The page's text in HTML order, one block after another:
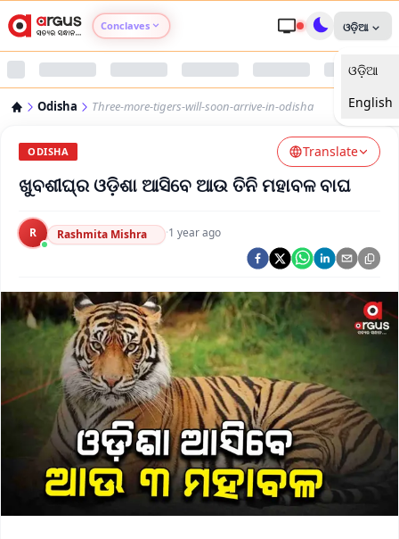
Conclaves
Argus Nari Shakti
Argus Swaad Odisha
Argus Chalo Dekhein Apna Desh
ଓଡ଼ିଆ
ଓଡ଼ିଆ
English
Odisha Three-more-tigers-will-soon-arrive-in-odisha
ODISHA Translate
ଖୁବଶୀଘ୍ର ଓଡ଼ିଶା ଆସିବେ ଆଉ ତିନି ମହାବଳ ବାଘ
R Rashmita Mishra ·1 year ago